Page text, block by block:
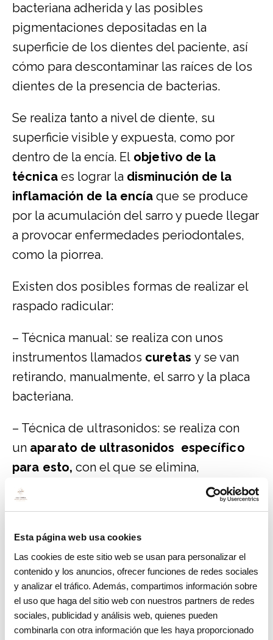
Esta página web usa cookies
Las cookies de este sitio web se usan para personalizar el
contenido y los anuncios, ofrecer funciones de redes sociales
y analizar el tráfico. Además, compartimos información sobre
el uso que haga del sitio web con nuestros partners de redes
sociales, publicidad y análisis web, quienes pueden
combinarla con otra información que les haya proporcionado
bacteriana adherida y las posibles
pigmentaciones depositadas en la
superficie de los dientes del paciente, así
cómo para descontaminar las raíces de los
dientes de la presencia de bacterias.
Se realiza tanto a nivel de diente, su
superficie visible y expuesta, como por
dentro de la encía. El objetivo de la
técnica es lograr la disminución de la
inflamación de la encía que se produce
por la acumulación del sarro y puede llegar
a provocar enfermedades periodontales,
como la piorrea.
Existen dos posibles formas de realizar el
raspado radicular:
– Técnica manual: se realiza con unos
instrumentos llamados curetas y se van
retirando, manualmente, el sarro y la placa
bacteriana.
– Técnica de ultrasonidos: se realiza con
un aparato de ultrasonidos específico
para esto,con el que se elimina,
igualmente, la placa incrustada
¿Duele una limpieza y raspado
radicular?
El procedimiento se realiza con anestesia
local, para poder llegar a las bolsas
periodontales, en caso de enfermedad
periodontal, como la gingivitis y piorrea, y